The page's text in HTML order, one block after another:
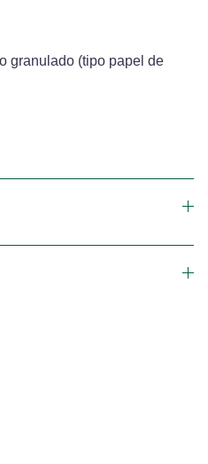
granulado (tipo papel de